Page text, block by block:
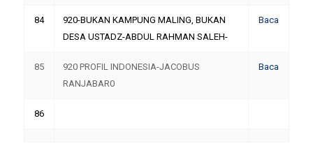
84
920-BUKAN KAMPUNG MALING, BUKAN
DESA USTADZ-ABDUL RAHMAN SALEH-
Baca
85
920 PROFIL INDONESIA-JACOBUS
RANJABAR0
Baca
86